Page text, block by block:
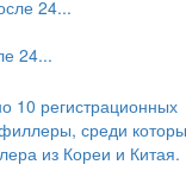
24...
10 регистрационных
среди
из Кореи и Китая.